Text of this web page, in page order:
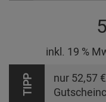
inkl. 19 %
TIPP nur 52,57 €